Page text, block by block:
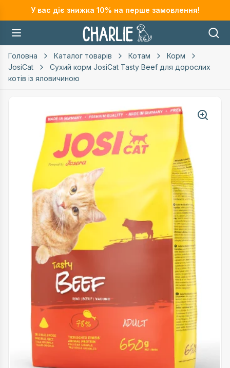
У вас діє знижка 10% на перше замовлення!
Головна Каталог товарів Котам
Корм
JosiCat
Сухий корм JosiCat Tasty Beef для дорослих
котів із яловичиною